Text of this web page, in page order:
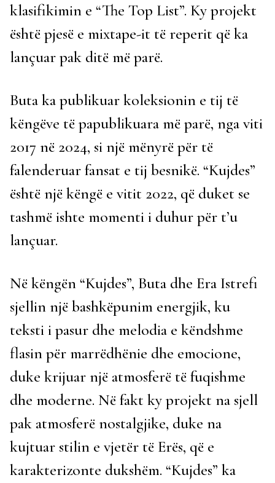
klasifikimin e “The Top List”. Ky projekt
është pjesë e mixtape-it të reperit që ka
lançuar pak ditë më parë.
Buta ka publikuar koleksionin e tij të
këngëve të papublikuara më parë, nga viti
2017 në 2024, si një mënyrë për të
falenderuar fansat e tij besnikë. “Kujdes”
është një këngë e vitit 2022, që duket se
tashmë ishte momenti i duhur për t’u
lançuar.
Në këngën “Kujdes”, Buta dhe Era Istrefi
sjellin një bashkëpunim energjik, ku
teksti i pasur dhe melodia e këndshme
flasin për marrëdhënie dhe emocione,
duke krijuar një atmosferë të fuqishme
dhe moderne. Në fakt ky projekt na sjell
pak atmosferë nostalgjike, duke na
kujtuar stilin e vjetër të Erës, që e
karakterizonte dukshëm. “Kujdes” ka